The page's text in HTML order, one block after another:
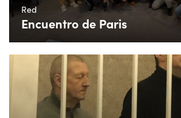
Red
Encuentro de Paris